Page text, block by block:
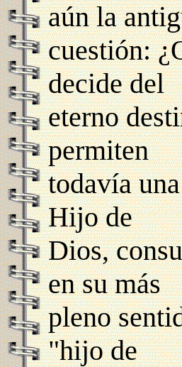
aún la
cuestión:
decide del
eterno
permiten
todavía
Hijo de
Dios,
en su más
pleno
"hijo de